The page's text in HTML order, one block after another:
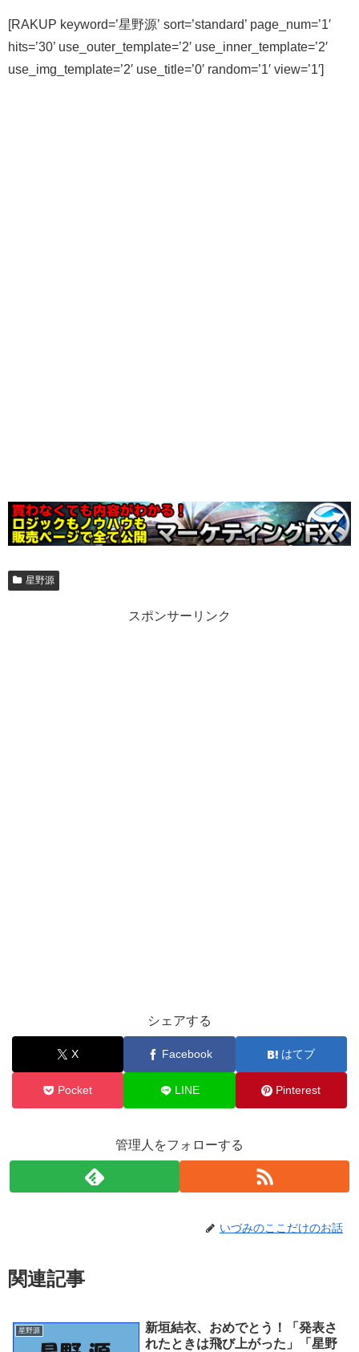
[RAKUP keyword=’星野源’ sort=’standard’ page_num=’1′
hits=’30’ use_outer_template=’2′ use_inner_template=’2′
use_img_template=’2′ use_title=’0′ random=’1′ view=’1′]
星野源
スポンサーリンク
シェアする
X Facebook はてブ
Pocket LINE Pinterest
管理人をフォローする
いづみのここだけのお話
関連記事
星野源
新垣結衣、おめでとう！「発表さ
れたときは飛び上がった」「星野